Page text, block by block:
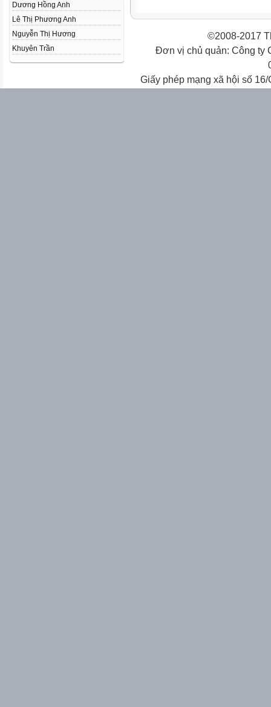
Dương Hồng Anh
Lê Thị Phương Anh
Nguyễn Thị Hương
Khuyên Trần
©2008-2017
Đơn vị chủ quản: Công ty
Giấy phép mạng xã hội số